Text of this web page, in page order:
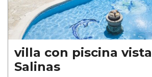
villa con piscina
Salinas